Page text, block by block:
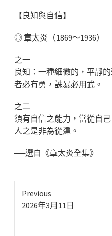
【良知與自信】
◎ 章太炎（1869～1936）
之一
良知：一種細微的，平靜
者必有勇，誅暴必用武。
之二
須有自信之能力，當從自
人之是非為從違。
──選自《章太炎全集》
Previous
Previous
2026年3月11日